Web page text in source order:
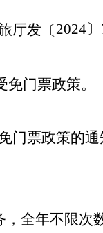
厅发 〔2024〕
门票政策。
门票政策的
全年不限次数